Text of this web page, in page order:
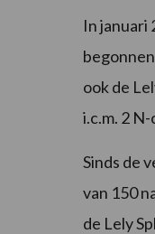
In januari
ook de
i.c.m. 2
Sinds de
van 150
de Lely